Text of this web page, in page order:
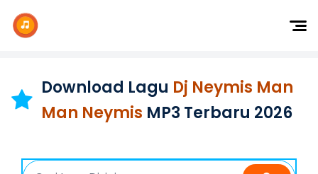
Dangdut
Barat
Download Lagu Dj Neymis Man
Man Neymis MP3 Terbaru 2026